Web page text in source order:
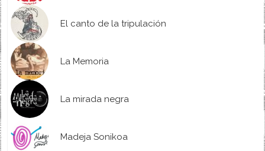
El canto de la tripulación
La Memoria
La mirada negra
Madeja Sonikoa